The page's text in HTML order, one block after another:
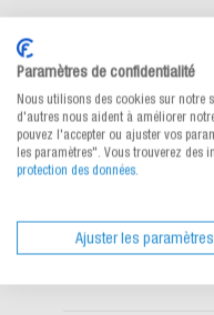
Charger
les
détails
À partir de
pce
Paramètres de confidentialité
Nous utilisons des cookies sur notre
d'autres nous aident à améliorer
pouvez l'accepter ou ajuster vos
les paramètres". Vous trouverez des
protection des données.
Ajuster les paramètres